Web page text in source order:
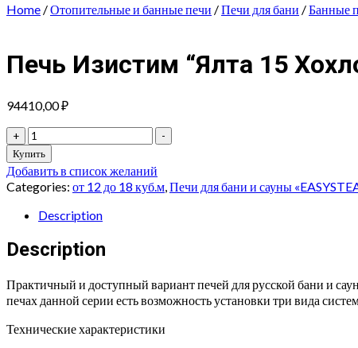
Home /Отопительные и банные печи /Печи для бани /Банные
Печь Изистим “Ялта 15
94410,00₽
+
Печь
Изистим
"Ялта
15
Хохлома"
quantity
-
Купить
Добавить в список желаний
Categories: от 12 до 18 куб.м Печи для бани и сауны
Description
Description
Практичный и доступный вариант печей для русской бани и
печах данной серии есть возможность установки три вида
Технические характеристики